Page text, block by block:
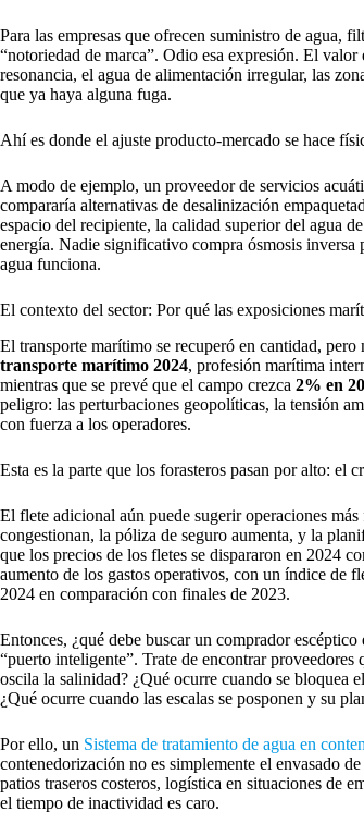
Para las empresas que ofrecen suministro de agua,
“notoriedad de marca”. Odio esa expresión. El
resonancia, el agua de alimentación irregular, las
que ya haya alguna fuga.
Ahí es donde el ajuste producto-mercado se hace
A modo de ejemplo, un proveedor de servicios
compararía alternativas de desalinización
espacio del recipiente, la calidad superior del agua
energía. Nadie significativo compra ósmosis
agua funciona.
El contexto del sector: Por qué las exposiciones
El transporte marítimo se recuperó en cantidad,
transporte marítimo 2024, profesión marítima
mientras que se prevé que el campo crezca 2% en
peligro: las perturbaciones geopolíticas, la tensión
con fuerza a los operadores.
Esta es la parte que los forasteros pasan por alto: el
El flete adicional aún puede sugerir operaciones
congestionan, la póliza de seguro aumenta, y la
que los precios de los fletes se dispararon en 2024
aumento de los gastos operativos, con un índice de
2024 en comparación con finales de 2023.
Entonces, ¿qué debe buscar un comprador
“puerto inteligente”. Trate de encontrar proveedores
oscila la salinidad? ¿Qué ocurre cuando se bloquea
¿Qué ocurre cuando las escalas se posponen y su
Por ello, un Sistema de tratamiento de agua en
contenedorización no es simplemente el envasado
patios traseros costeros, logística en situaciones de
el tiempo de inactividad es caro.